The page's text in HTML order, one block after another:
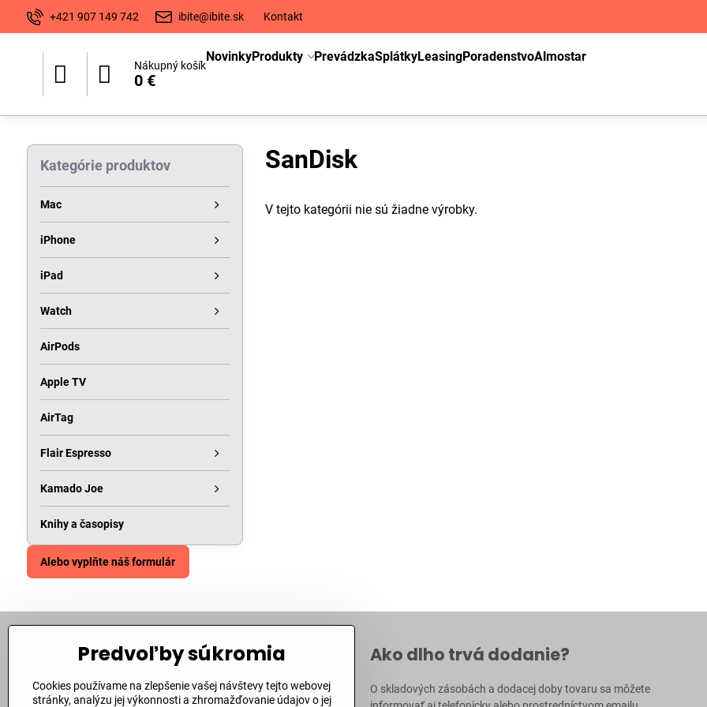
+421 907 149 742 ibite@ibite.sk Kontakt
Nákupný košík
0 €
NovinkyProdukty PrevádzkaSplátkyLeasingPoradenstvoAlmostar
SanDisk
V tejto kategórii nie sú žiadne výrobky.
Kategórie produktov
Mac
iPhone
iPad
Watch
AirPods
Apple TV
AirTag
Flair Espresso
Kamado Joe
Knihy a časopisy
Alebo vyplňte náš formulár
Kontakt
Bite Corporation, s​.r​.o​.
Ako dlho trvá dodanie?
O skladových zásobách a dodacej doby tovaru sa môžete
Predvoľby súkromia
Cookies používame na zlepšenie vašej návštevy tejto webovej
stránky, analýzu jej výkonnosti a zhromažďovanie údajov o jej